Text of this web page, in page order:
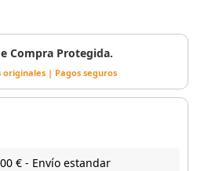
Compra Protegida.
originales | Pagos seguros
€ - Envío estandar